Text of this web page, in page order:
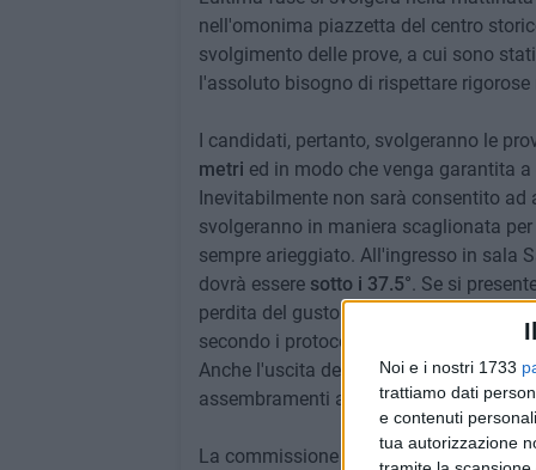
Noi e i nostri 1733
trattiamo dati
e contenuti
tua autorizzazione
nell'omonima piazzetta del centro
svolgimento delle prove, a cui sono
l'assoluto bisogno di rispettare
I candidati, pertanto, svolgeranno le
metri ed in modo che venga garantita
Inevitabilmente non sarà consentito ad
svolgeranno in maniera scaglionata
sempre arieggiato. All'ingresso in sala
dovrà essere sotto i 37.5°. Se si
perdita del gusto o dell'olfatto, non
secondo i protocolli sanitari, i
Anche l'uscita dei candidati dalla Sala
assembramenti all'esterno in piazza
La commissione esaminatrice,